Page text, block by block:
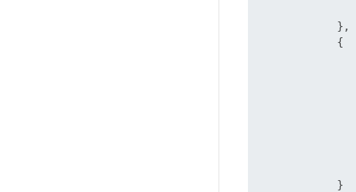
            },
            {
            }